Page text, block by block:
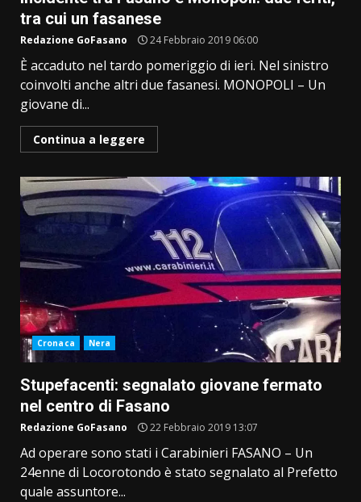
tra cui un fasanese
Redazione GoFasano 24 Febbraio 2019 06:00
È accaduto nel tardo pomeriggio di ieri. Nel sinistro
coinvolti anche altri due fasanesi. MONOPOLI – Un
giovane di...
Continua a leggere
Cronaca Nera
Stupefacenti: segnalato giovane fermato
nel centro di Fasano
Redazione GoFasano 22 Febbraio 2019 13:07
Ad operare sono stati i Carabinieri FASANO – Un
24enne di Locorotondo è stato segnalato al Prefetto
quale assuntore...